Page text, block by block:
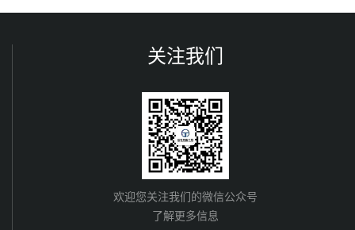
关注我们
欢迎您关注我们的微信公众号
了解更多信息